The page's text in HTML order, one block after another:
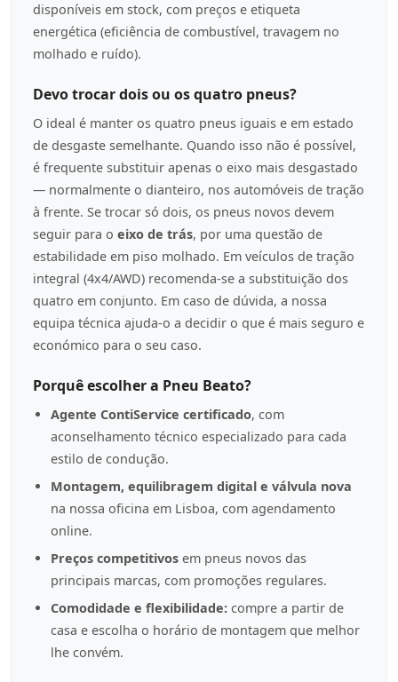
disponíveis em stock, com preços e etiqueta
energética (eficiência de combustível, travagem no
molhado e ruído).
Devo trocar dois ou os quatro pneus?
O ideal é manter os quatro pneus iguais e em estado
de desgaste semelhante. Quando isso não é possível,
é frequente substituir apenas o eixo mais desgastado
— normalmente o dianteiro, nos automóveis de tração
à frente. Se trocar só dois, os pneus novos devem
seguir para o eixo de trás, por uma questão de
estabilidade em piso molhado. Em veículos de tração
integral (4x4/AWD) recomenda-se a substituição dos
quatro em conjunto. Em caso de dúvida, a nossa
equipa técnica ajuda-o a decidir o que é mais seguro e
económico para o seu caso.
Porquê escolher a Pneu Beato?
Agente ContiService certificado, com
aconselhamento técnico especializado para cada
estilo de condução.
Montagem, equilibragem digital e válvula nova
na nossa oficina em Lisboa, com agendamento
online.
Preços competitivos em pneus novos das
principais marcas, com promoções regulares.
Comodidade e flexibilidade: compre a partir de
casa e escolha o horário de montagem que melhor
lhe convém.